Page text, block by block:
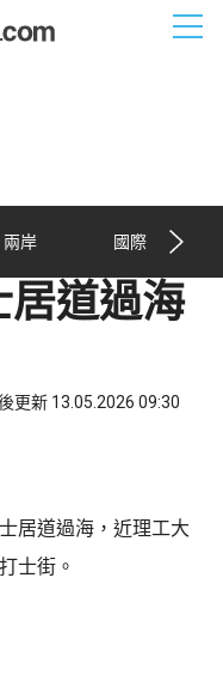
兩岸 國際
居道過海
更新 13.05.2026 09:30
居道過海，近理工大
士街。